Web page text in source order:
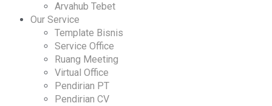
Arvahub Tebet
Our Service
Template Bisnis
Service Office
Ruang Meeting
Virtual Office
Pendirian PT
Pendirian CV